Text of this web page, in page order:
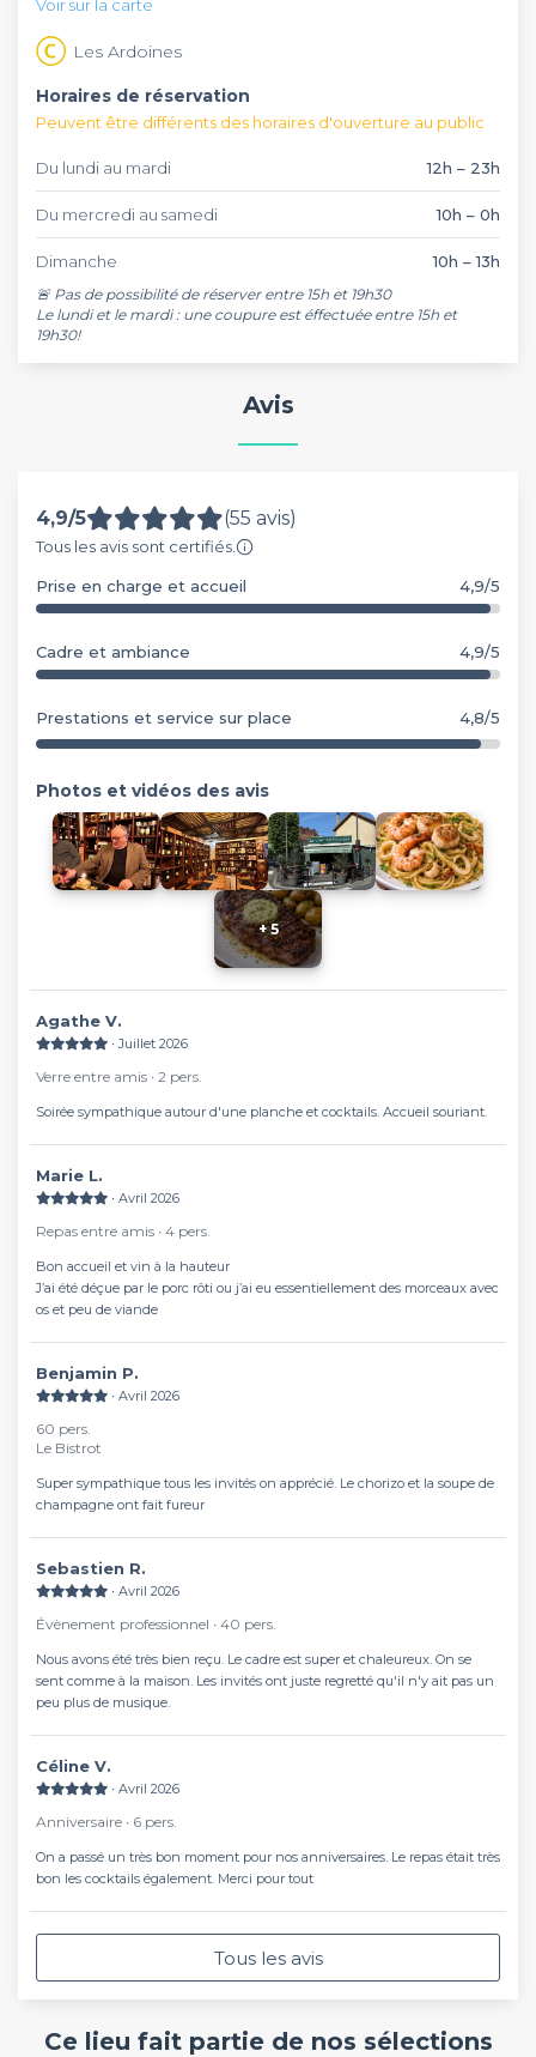
d'événements en groupe.
Voir sur la carte
Les Ardoines
Horaires de réservation
Peuvent être différents des horaires d'ouverture au public
Du lundi au mardi 12h – 23h
Du mercredi au samedi 10h – 0h
Dimanche 10h – 13h
🚨 Pas de possibilité de réserver entre 15h et 19h30
Le lundi et le mardi : une coupure est éffectuée entre 15h et
Avis
4,9/5 (55 avis)
Tous les avis sont certifiés.
Prise en charge et accueil 4,9/5
Cadre et ambiance 4,9/5
Prestations et service sur place 4,8/5
Photos et vidéos des avis
+ 5
Agathe V.
∙ Juillet 2026
Verre entre amis ∙ 2 pers.
Soirée sympathique autour d'une planche et cocktails. Accueil souriant.
Marie L.
∙ Avril 2026
Repas entre amis ∙ 4 pers.
Bon accueil et vin à la hauteur
J’ai été déçue par le porc rôti ou j’ai eu essentiellement des morceaux avec
os et peu de viande
Benjamin P.
∙ Avril 2026
60 pers.
Le Bistrot
Super sympathique tous les invités on apprécié. Le chorizo et la soupe de
champagne ont fait fureur
Sebastien R.
∙ Avril 2026
Évènement professionnel ∙ 40 pers.
Nous avons été très bien reçu. Le cadre est super et chaleureux. On se
sent comme à la maison. Les invités ont juste regretté qu'il n'y ait pas un
peu plus de musique.
Céline V.
∙ Avril 2026
Anniversaire ∙ 6 pers.
On a passé un très bon moment pour nos anniversaires. Le repas était très
bon les cocktails également. Merci pour tout
Tous les avis
Ce lieu fait partie de nos sélections